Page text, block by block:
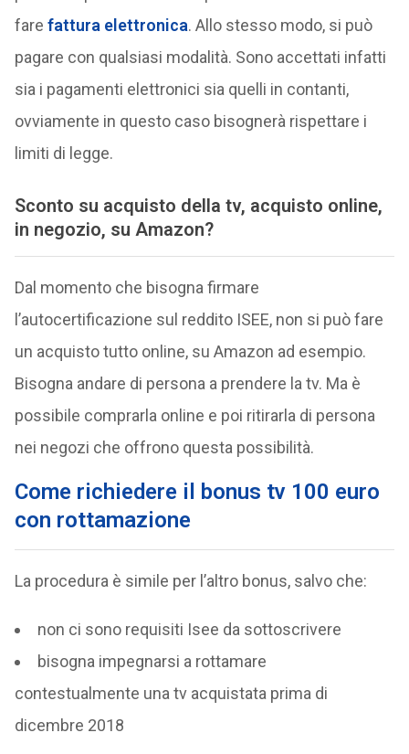
fare fattura elettronica. Allo stesso modo, si può
pagare con qualsiasi modalità. Sono accettati infatti
sia i pagamenti elettronici sia quelli in contanti,
ovviamente in questo caso bisognerà rispettare i
limiti di legge.
Sconto su acquisto della tv, acquisto online,
in negozio, su Amazon?
Dal momento che bisogna firmare
l’autocertificazione sul reddito ISEE, non si può fare
un acquisto tutto online, su Amazon ad esempio.
Bisogna andare di persona a prendere la tv. Ma è
possibile comprarla online e poi ritirarla di persona
nei negozi che offrono questa possibilità.
Come richiedere il bonus tv 100 euro
con rottamazione
La procedura è simile per l’altro bonus, salvo che:
non ci sono requisiti Isee da sottoscrivere
bisogna impegnarsi a rottamare
contestualmente una tv acquistata prima di
dicembre 2018